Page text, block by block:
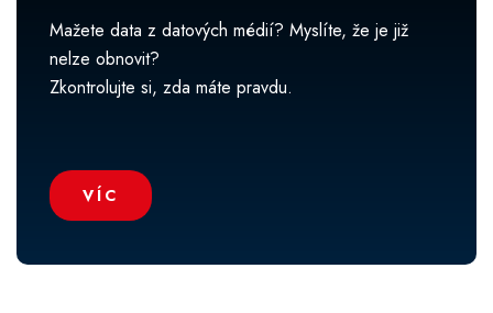
Mažete data z datových médií? Myslíte, že je již
nelze obnovit?
Zkontrolujte si, zda máte pravdu.
VÍC